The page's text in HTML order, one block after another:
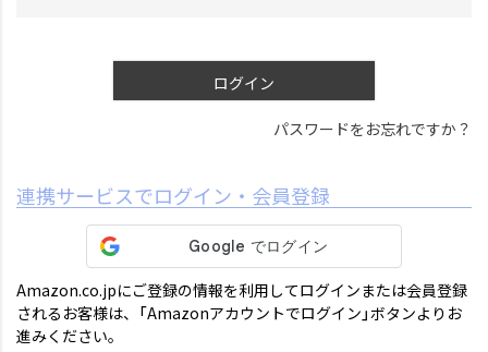
ログイン
パスワードをお忘れですか？
連携サービスでログイン・会員登録
Amazon.co.jpにご登録の情報を利用してログインまたは会員登録
されるお客様は、「Amazonアカウントでログイン」ボタンよりお
進みください。